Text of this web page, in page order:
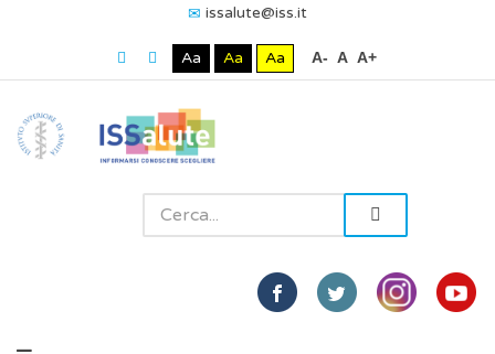
issalute@iss.it
Aa Aa Aa A- A A+